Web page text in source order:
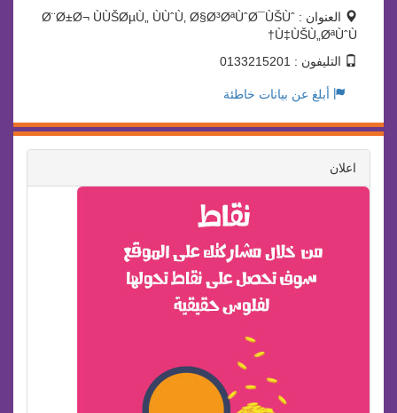
العنوان : Ø¨Ø±Ø¬ ÙÙŠØµÙ„ ÙÙˆÙ‚ Ø§Ø³ØªÙˆØ¯ÙŠÙˆ
Ù‡ÙŠÙ„ØªÙˆÙ†
التليفون : 0133215201
أبلغ عن بيانات خاطئة
اعلان